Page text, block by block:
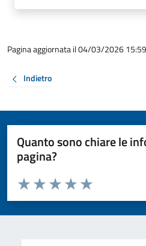
Pagina aggiornata il 04/03/2026 15:59
Indietro
Quanto sono chiare le
pagina?
Valuta da 1 a 5 stelle la pagina
Valuta 5 stelle
Valuta 4 stelle su 5
Valuta 3 stelle su 5
Valuta 2 stelle su 5
Valuta 1 stelle su 5